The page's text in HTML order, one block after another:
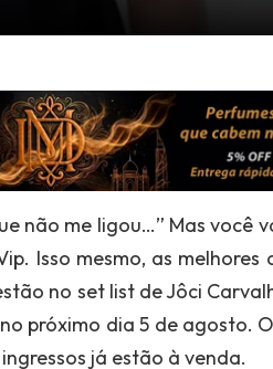
não me ligou…” Mas você
Isso mesmo, as melhores
no set list de Jôci
próximo dia 5 de agosto.
já estão à venda.